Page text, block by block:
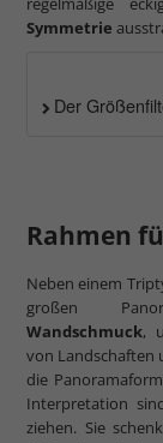
Symmetrie
Der
Rahmen
Neben einem
großen
Wandschmuck,
von Landschaften
die
Interpretation
ziehen. Sie